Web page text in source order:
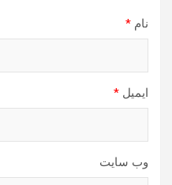
نام *
ایمیل *
وب‌ سایت